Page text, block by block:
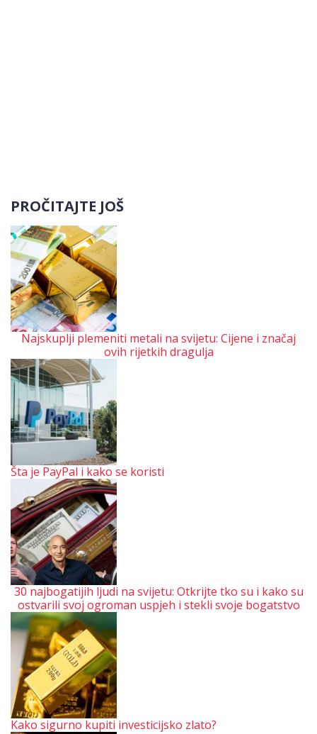
PROČITAJTE JOŠ
Najskuplji plemeniti metali na svijetu: Cijene i značaj
ovih rijetkih dragulja
Šta je PayPal i kako se koristi
30 najbogatijih ljudi na svijetu: Otkrijte tko su i kako su
ostvarili svoj ogroman uspjeh i stekli svoje bogatstvo
Kako sigurno kupiti investicijsko zlato?